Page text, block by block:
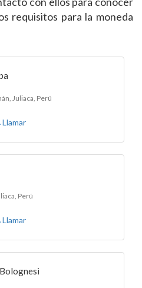
requisitos para la moneda
Juliaca, Perú
Llamar
Perú
Llamar